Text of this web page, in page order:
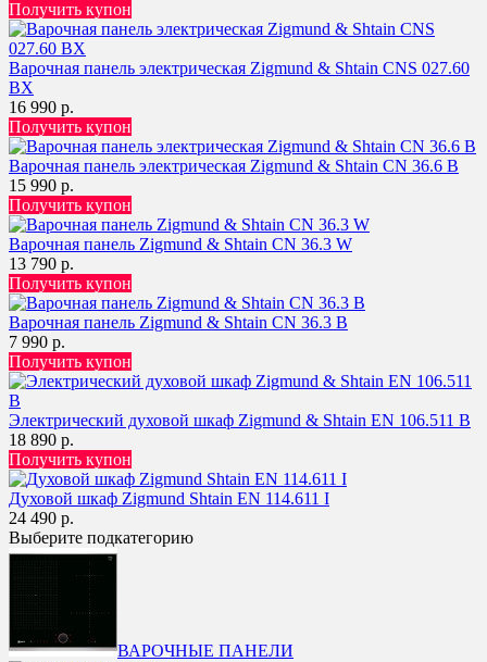
Получить купон
Варочная панель электрическая Zigmund & Shtain CNS 027.60
BX
16 990 р.
Получить купон
Варочная панель электрическая Zigmund & Shtain CN 36.6 B
15 990 р.
Получить купон
Варочная панель Zigmund & Shtain CN 36.3 W
13 790 р.
Получить купон
Варочная панель Zigmund & Shtain CN 36.3 B
7 990 р.
Получить купон
Электрический духовой шкаф Zigmund & Shtain EN 106.511 B
18 890 р.
Получить купон
Духовой шкаф Zigmund Shtain EN 114.611 I
24 490 р.
Выберите подкатегорию
ВАРОЧНЫЕ ПАНЕЛИ